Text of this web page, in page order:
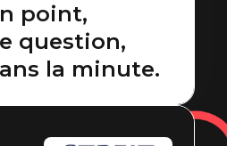
point,
question,
la minute.